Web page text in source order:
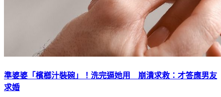
準婆婆「檳榔汁裝碗」！洗完逼她用 崩潰求救：才答應男友
求婚